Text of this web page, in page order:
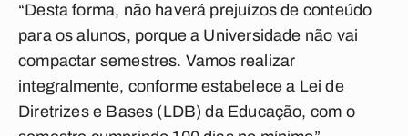
“Desta forma, não haverá prejuízos de conteúdo
para os alunos, porque a Universidade não vai
compactar semestres. Vamos realizar
integralmente, conforme estabelece a Lei de
Diretrizes e Bases (LDB) da Educação, com o